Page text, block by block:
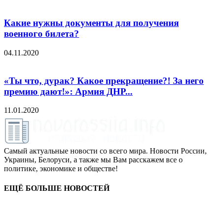
Какие нужны документы для получения
военного билета?
04.11.2020
«Ты что, дурак? Какое прекращение?! За него
премию дают!»: Армия ДНР...
11.01.2020
Самый актуальные новости со всего мира. Новости России,
Украины, Белоруси, а также мы Вам расскажем все о
политике, экономике и обществе!
ЕЩЁ БОЛЬШЕ НОВОСТЕЙ